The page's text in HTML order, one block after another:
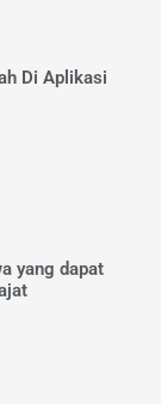
Di Aplikasi
yang dapat